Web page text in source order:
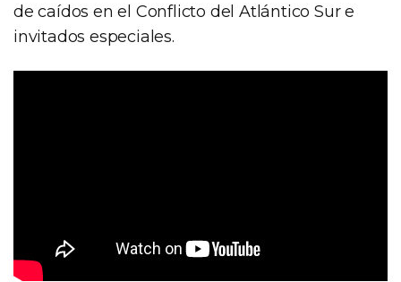
de caídos en el Conflicto del Atlántico Sur e
invitados especiales.